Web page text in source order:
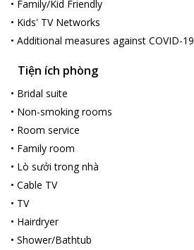
• Family/Kid Friendly
• Kids' TV Networks
• Additional measures against COVID-19
Tiện ích phòng
• Bridal suite
• Non-smoking rooms
• Room service
• Family room
• Lò sưởi trong nhà
• Cable TV
• TV
• Hairdryer
• Shower/Bathtub